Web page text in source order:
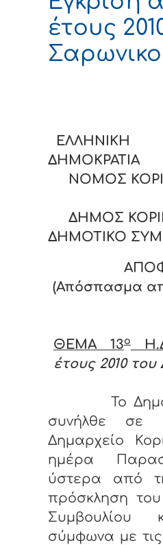
έτους
ΕΛΛΗΝΙΚΗ
ΝΟΜΟΣ
ΔΗΜΟΣ
ΔΗΜΟΤΙΚΟ
(Απόσπασμα
ΘΕΜΑ 13ο
έτους 2010
Το
συνήλθε σε
Δημαρχείο
ημέρα
ύστερα από
πρόσκληση
Συμβουλίου
σύμφωνα με